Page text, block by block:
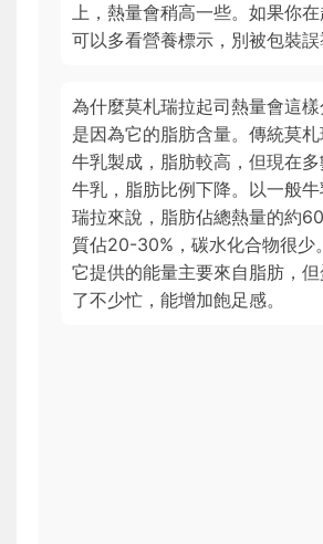
上，熱量會稍高一些。如果你在
可以多看營養標示，別被包裝誤
為什麼莫札瑞拉起司熱量會這
是因為它的脂肪含量。傳統莫
牛乳製成，脂肪較高，但現在
牛乳，脂肪比例下降。以一般
瑞拉來說，脂肪佔總熱量的約
質佔20-30%，碳水化合物很少
它提供的能量主要來自脂肪，
了不少忙，能增加飽足感。